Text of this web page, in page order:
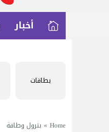
أخبار
بطاقات
Home
» بترول وطاقة